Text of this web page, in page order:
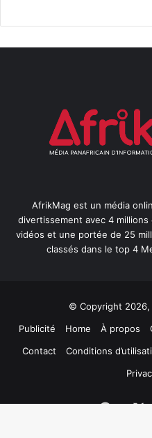
AfrikMag est un média
divertissement avec 4 millions
vidéos et une portée de 25
classés dans le top 4
© Copyright 2026,
Publicité
Home À propos
Contact
Conditions
X